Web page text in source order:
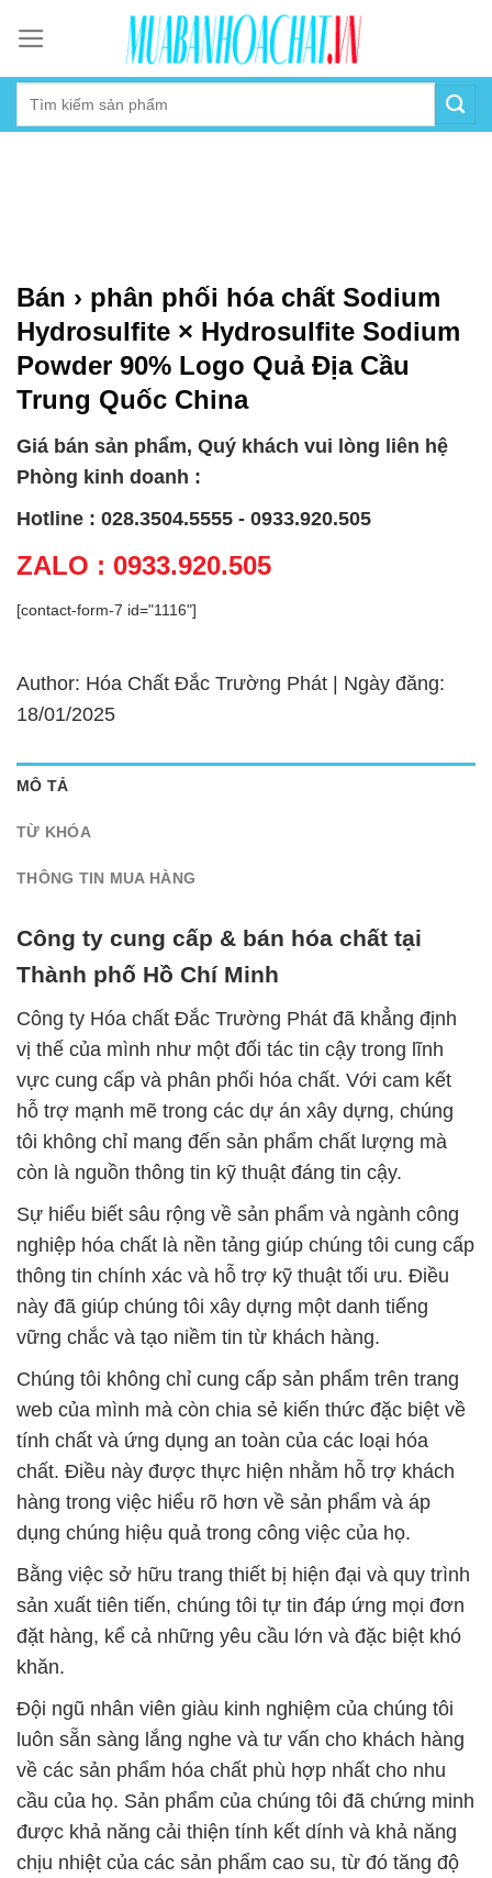
content
Bán › phân phối hóa chất Sodium
Hydrosulfite × Hydrosulfite Sodium
Powder 90% Logo Quả Địa Cầu
Trung Quốc China
Giá bán sản phẩm, Quý khách vui lòng liên hệ
Phòng kinh doanh :
Hotline : 028.3504.5555 - 0933.920.505
ZALO : 0933.920.505
[contact-form-7 id="1116"]
Author: Hóa Chất Đắc Trường Phát | Ngày đăng:
18/01/2025
MÔ TẢ
TỪ KHÓA
THÔNG TIN MUA HÀNG
Công ty cung cấp & bán hóa chất tại
Thành phố Hồ Chí Minh
Công ty Hóa chất Đắc Trường Phát đã khẳng định
vị thế của mình như một đối tác tin cậy trong lĩnh
vực cung cấp và phân phối hóa chất. Với cam kết
hỗ trợ mạnh mẽ trong các dự án xây dựng, chúng
tôi không chỉ mang đến sản phẩm chất lượng mà
còn là nguồn thông tin kỹ thuật đáng tin cậy.
Sự hiểu biết sâu rộng về sản phẩm và ngành công
nghiệp hóa chất là nền tảng giúp chúng tôi cung cấp
thông tin chính xác và hỗ trợ kỹ thuật tối ưu. Điều
này đã giúp chúng tôi xây dựng một danh tiếng
vững chắc và tạo niềm tin từ khách hàng.
Chúng tôi không chỉ cung cấp sản phẩm trên trang
web của mình mà còn chia sẻ kiến thức đặc biệt về
tính chất và ứng dụng an toàn của các loại hóa
chất. Điều này được thực hiện nhằm hỗ trợ khách
hàng trong việc hiểu rõ hơn về sản phẩm và áp
dụng chúng hiệu quả trong công việc của họ.
Bằng việc sở hữu trang thiết bị hiện đại và quy trình
sản xuất tiên tiến, chúng tôi tự tin đáp ứng mọi đơn
đặt hàng, kể cả những yêu cầu lớn và đặc biệt khó
khăn.
Đội ngũ nhân viên giàu kinh nghiệm của chúng tôi
luôn sẵn sàng lắng nghe và tư vấn cho khách hàng
về các sản phẩm hóa chất phù hợp nhất cho nhu
cầu của họ. Sản phẩm của chúng tôi đã chứng minh
được khả năng cải thiện tính kết dính và khả năng
chịu nhiệt của các sản phẩm cao su, từ đó tăng độ